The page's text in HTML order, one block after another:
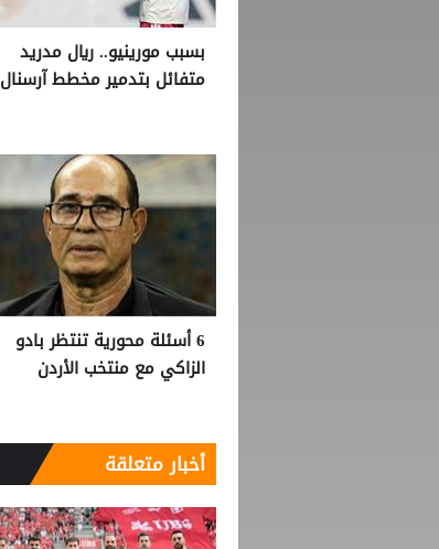
بسبب مورينيو.. ريال مدريد
متفائل بتدمير مخطط آرسنال
6 أسئلة محورية تنتظر بادو
الزاكي مع منتخب الأردن
أخبار متعلقة